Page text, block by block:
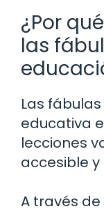
¿Por
las
Las
educativa
lecciones
accesible
A través